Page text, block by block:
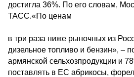
достигла 36%. По его словам,
ТАСС.«По ценам
в три раза ниже рыночных из
дизельное топливо и бензин», –
армянской сельхозпродукции и
поставлять в ЕС абрикосы,